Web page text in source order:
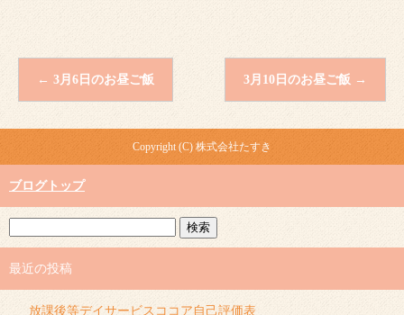
← 3月6日のお昼ご飯 3月10日のお昼ご飯 →
Copyright (C) 株式会社たすき
ブログトップ
最近の投稿
放課後等デイサービスココア自己評価表